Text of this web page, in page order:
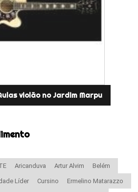
violão no Jardim Marpu
Aricanduva Artur Alvim Belém
Líder Cursino Ermelino Matarazzo